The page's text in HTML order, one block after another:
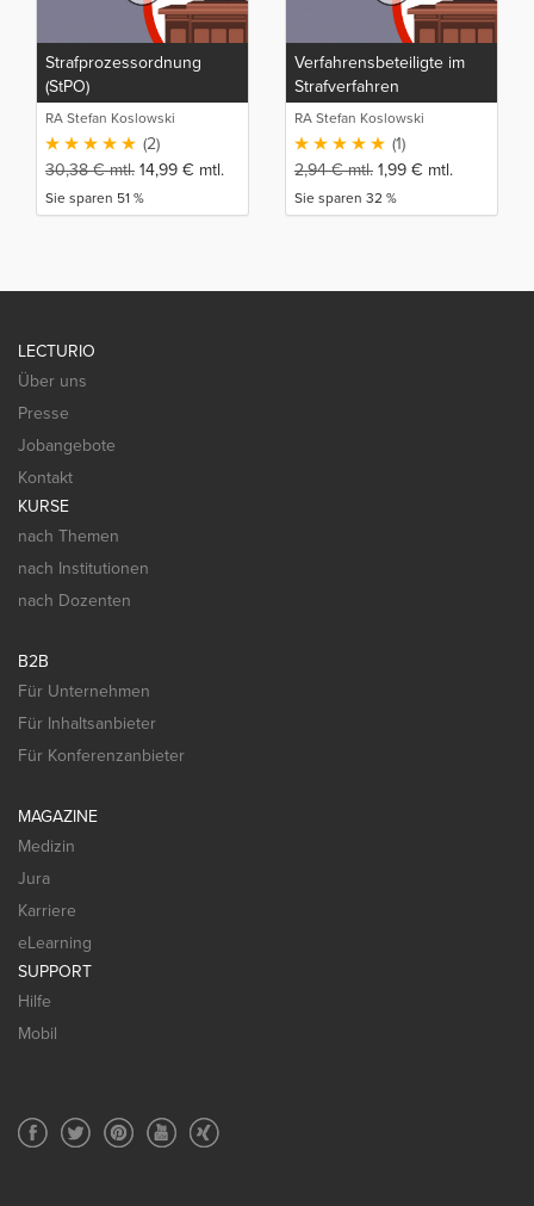
Strafprozessordnung
(StPO)
RA Stefan Koslowski
(2)
30,38€mtl. 14,99 € mtl.
Sie sparen 51 %
Verfahrensbeteiligte im
Strafverfahren
RA Stefan Koslowski
(1)
2,94€mtl. 1,99 € mtl.
Sie sparen 32 %
LECTURIO
Über uns
Presse
Jobangebote
Kontakt
KURSE
nach Themen
nach Institutionen
nach Dozenten
B2B
Für Unternehmen
Für Inhaltsanbieter
Für Konferenzanbieter
MAGAZINE
Medizin
Jura
Karriere
eLearning
SUPPORT
Hilfe
Mobil